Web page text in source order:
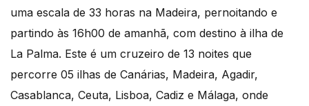
uma escala de 33 horas na Madeira, pernoitando e
partindo às 16h00 de amanhã, com destino à ilha de
La Palma. Este é um cruzeiro de 13 noites que
percorre 05 ilhas de Canárias, Madeira, Agadir,
Casablanca, Ceuta, Lisboa, Cadiz e Málaga, onde